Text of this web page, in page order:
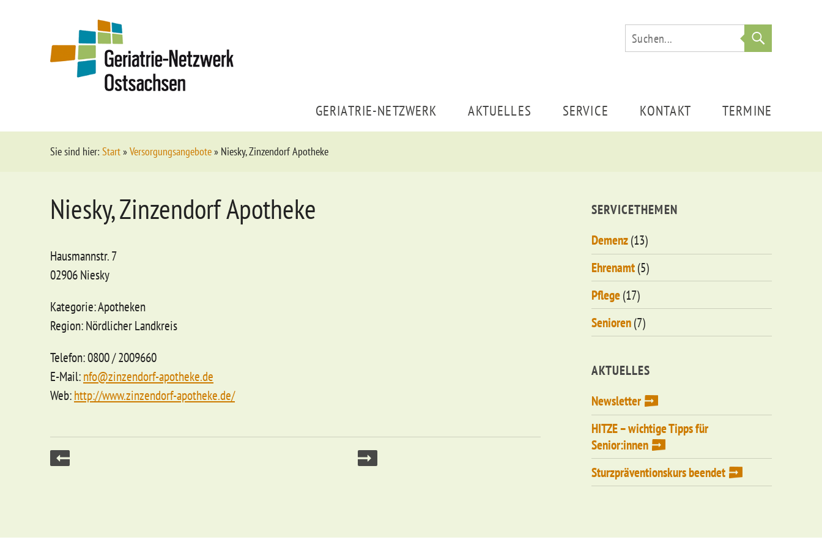
GERIATRIE-NETZWERK AKTUELLES SERVICE KONTAKT TERMINE
Sie sind hier: Start»Versorgungsangebote» Niesky, Zinzendorf Apotheke
Niesky, Zinzendorf Apotheke
Hausmannstr. 7
02906 Niesky
Kategorie: Apotheken
Region: Nördlicher Landkreis
Telefon: 0800 / 2009660
E-Mail:nfo@zinzendorf-apotheke.de
Web:http://www.zinzendorf-apotheke.de/
SERVICETHEMEN
Demenz(13)
Ehrenamt(5)
Pflege(17)
Senioren(7)
AKTUELLES
Newsletter
HITZE – wichtige Tipps für
Senior:innen
Sturzpräventionskurs beendet